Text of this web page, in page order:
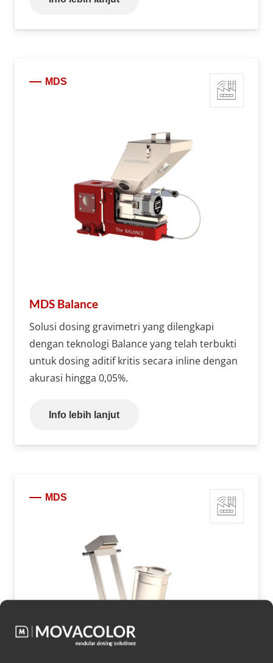
MDS
MDS Balance
Solusi dosing gravimetri yang dilengkapi
dengan teknologi Balance yang telah terbukti
untuk dosing aditif kritis secara inline dengan
akurasi hingga 0,05%.
Info lebih lanjut
MDS